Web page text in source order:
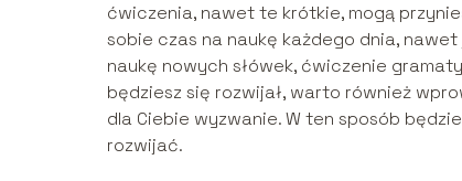
ćwiczenia, nawet te krótkie, mogą
sobie czas na naukę każdego dnia,
naukę nowych słówek, ćwiczenie
będziesz się rozwijał, warto również
dla Ciebie wyzwanie. W ten sposób
rozwijać.